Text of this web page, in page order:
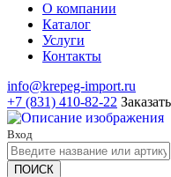
О компании
Каталог
Услуги
Контакты
info@krepeg-import.ru
+7 (831) 410-82-22
Вход
ПОИСК